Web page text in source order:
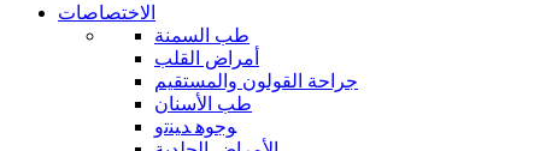
الاختصاصات
طب السمنة
أمراض القلب
جراحة القولون والمستقيم
طب الأسنان
ﻮﺟﻮﻫ ﺪﻴﻨﺗﻭ